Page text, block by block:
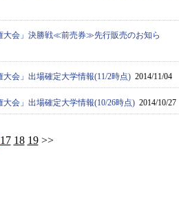
大会」決勝戦≪前売券≫先行販売のお知ら
大会」出場確定大学情報(11/2時点) 2014/11/04
大会」出場確定大学情報(10/26時点) 2014/10/27
17 18 19>>